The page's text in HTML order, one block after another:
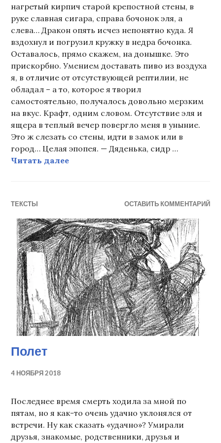
нагретый кирпич старой крепостной стены, в
руке славная сигара, справа бочонок эля, а
слева… Дракон опять исчез непонятно куда. Я
вздохнул и погрузил кружку в недра бочонка.
Оставалось, прямо скажем, на донышке. Это
прискорбно. Умением доставать пиво из воздуха
я, в отличие от отсутствующей рептилии, не
обладал – а то, которое я творил
самостоятельно, получалось довольно мерзким
на вкус. Крафт, одним словом. Отсутствие эля и
ящера в теплый вечер повергло меня в уныние.
Это ж слезать со стены, идти в замок или в
город… Целая эпопея. — Дяденька, сидр …
Читать далееО скитаниях вечных
ТЕКСТЫ ОСТАВИТЬ КОММЕНТАРИЙ
Полет
4 НОЯБРЯ 2018
Последнее время смерть ходила за мной по
пятам, но я как-то очень удачно уклонялся от
встречи. Ну как сказать «удачно»? Умирали
друзья, знакомые, родственники, друзья и